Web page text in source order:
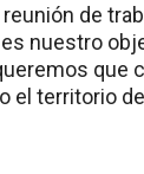
reunión de
nuestro
que
el territorio